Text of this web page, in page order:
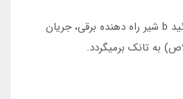
3- با تحریک سولنوئید b شیر راه دهنده برقی، جریان
به تانک برمیگردد.